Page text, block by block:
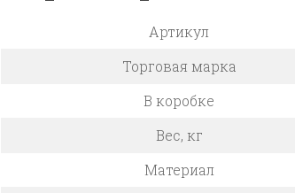
Артикул
Торговая марка
В коробке
Вес, кг
Материал